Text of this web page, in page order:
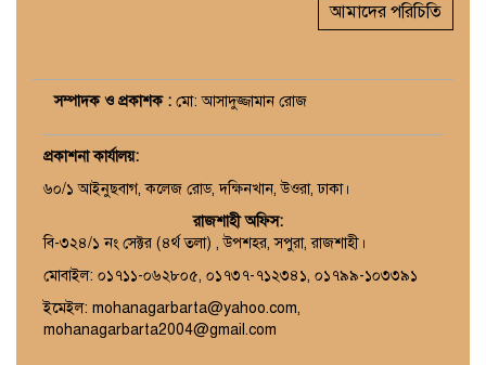
আমাদের পরিচিতি
সম্পাদক ও প্রকাশক : মো: আসাদুজ্জামান রোজ
প্রকাশনা কার্যালয়:
৬০/১ আইনুছবাগ, কলেজ রোড, দক্ষিনখান, উওরা, ঢাকা।
রাজশাহী অফিস:
বি-৩২৪/১ নং সেক্টর (৪র্থ তলা) , উপশহর, সপুরা, রাজশাহী।
মোবাইল: ০১৭১১-০৬২৮০৫, ০১৭৩৭-৭১২৩৪১, ০১৭৯৯-১০৩৩৯১
ইমেইল: mohanagarbarta@yahoo.com,
mohanagarbarta2004@gmail.com